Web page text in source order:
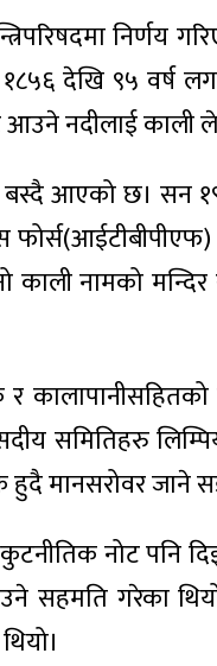
निर्णय
देखि ९५ वर्ष
आउने नदीलाई काली
बस्दै आएको छ। सन
काली नामको
समितिहरु
मानसरोवर जाने
नोट
सहमति गरेका